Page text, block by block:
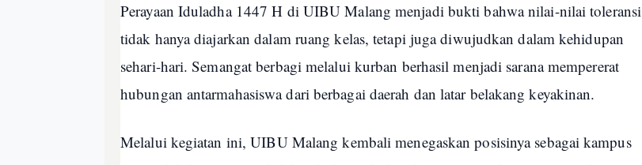
Perayaan Iduladha 1447 H di UIBU Malang menjadi bukti bahwa nilai-nilai toleransi
tidak hanya diajarkan dalam ruang kelas, tetapi juga diwujudkan dalam kehidupan
sehari-hari. Semangat berbagi melalui kurban berhasil menjadi sarana mempererat
hubungan antarmahasiswa dari berbagai daerah dan latar belakang keyakinan.
Melalui kegiatan ini, UIBU Malang kembali menegaskan posisinya sebagai kampus